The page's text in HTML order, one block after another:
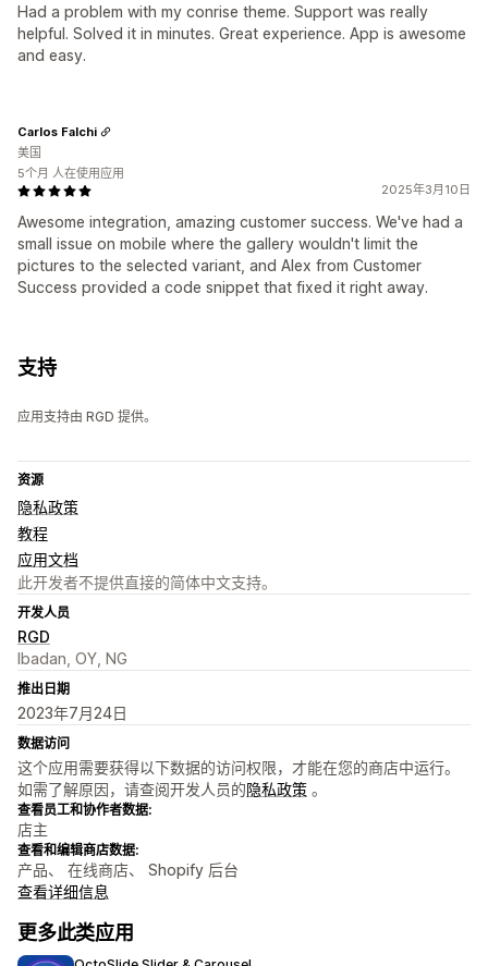
Had a problem with my conrise theme. Support was really
helpful. Solved it in minutes. Great experience. App is awesome
and easy.
2025年3月10日
Awesome integration, amazing customer success. We've had a
small issue on mobile where the gallery wouldn't limit the
pictures to the selected variant, and Alex from Customer
Success provided a code snippet that fixed it right away.
Carlos Falchi
美国
5个月 人在使用应用
支持
应用支持由 RGD 提供。
资源
隐私政策
教程
应用文档
此开发者不提供直接的简体中文支持。
开发人员
RGD
Ibadan, OY, NG
推出日期
2023年7月24日
数据访问
这个应用需要获得以下数据的访问权限，才能在您的商店中运行。
如需了解原因，请查阅开发人员的隐私政策 。
查看员工和协作者数据:
店主
查看和编辑商店数据:
产品、 在线商店、 Shopify 后台
查看详细信息
更多此类应用